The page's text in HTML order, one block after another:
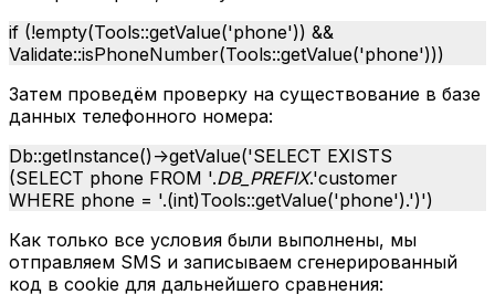
if (!empty(Tools::getValue('phone')) &&
Validate::isPhoneNumber(Tools::getValue('phone')))
Затем проведём проверку на существование в базе
данных телефонного номера:
Db::getInstance()->getValue('SELECT EXISTS
(SELECT phone FROM '.DB_PREFIX.'customer
WHERE phone = '.(int)Tools::getValue('phone').')')
Как только все условия были выполнены, мы
отправляем SMS и записываем сгенерированный
код в cookie для дальнейшего сравнения: